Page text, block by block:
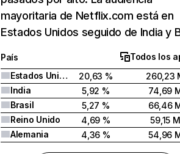
mayoritaria de Netflix.com está en
Estados Unidos seguido de India y
País
Todos los
Estados Unidos
20,63 %
260,23
India
5,92 %
74,69
Brasil
5,27 %
66,46
Reino Unido
4,69 %
59,15 M
Alemania
4,36 % 54,96